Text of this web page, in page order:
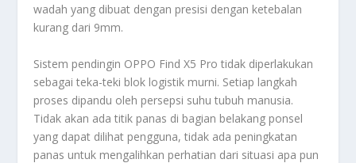
wadah yang dibuat dengan presisi dengan ketebalan
kurang dari 9mm.
Sistem pendingin OPPO Find X5 Pro tidak diperlakukan
sebagai teka-teki blok logistik murni. Setiap langkah
proses dipandu oleh persepsi suhu tubuh manusia.
Tidak akan ada titik panas di bagian belakang ponsel
yang dapat dilihat pengguna, tidak ada peningkatan
panas untuk mengalihkan perhatian dari situasi apa pun